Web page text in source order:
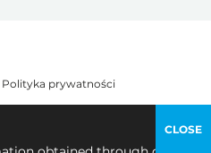
CLOSE
Polityka prywatności